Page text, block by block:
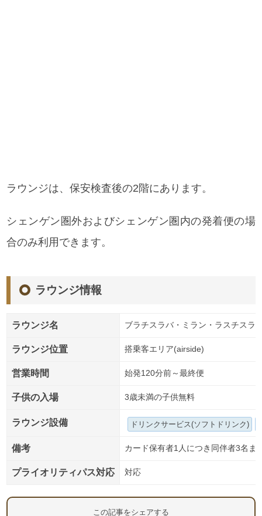
ラウンジは、保安検査後の2階にあります。
シェンゲン圏外およびシェンゲン圏内の発着便の場
合のみ利用できます。
ラウンジ情報
ラウンジ名 ブラチスラバ・ミラン・ラスチスラ
ラウンジ位置 搭乗客エリア(airside)
営業時間 始発120分前～最終便
子供の入場 3歳未満の子供無料
ラウンジ設備 ドリンクサービス(ソフトドリンク)
備考 カード保有者1人につき同伴者3名ま
プライオリティパス対応 対応
この記事をシェアする